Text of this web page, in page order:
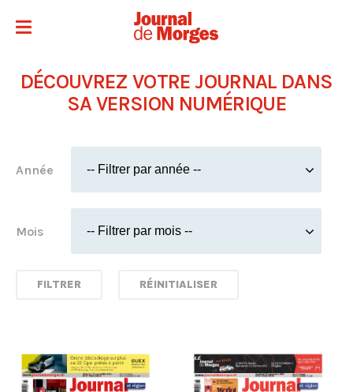
DÉCOUVREZ VOTRE JOURNAL DANS
SA VERSION NUMÉRIQUE
Année
Mois
FILTRER RÉINITIALISER